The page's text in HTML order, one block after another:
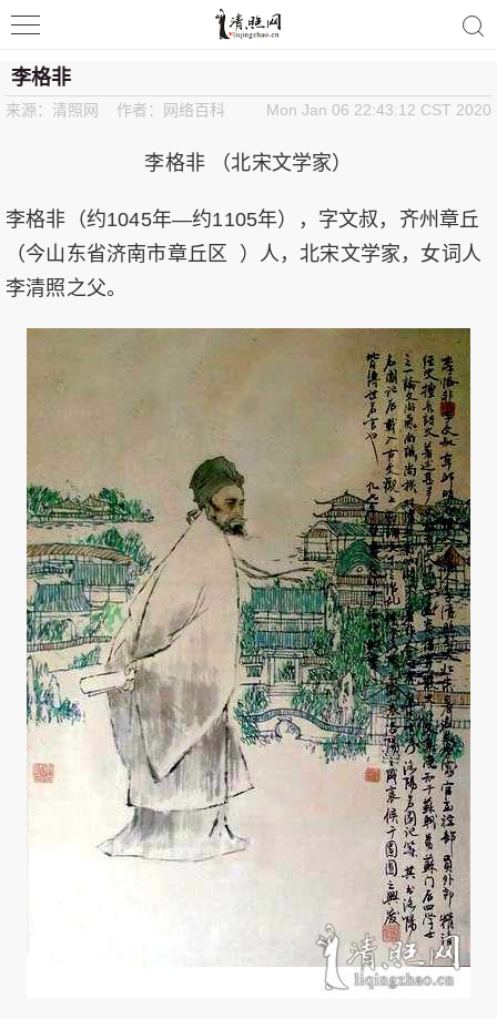
清照词咖
李格非
来源：清照网 作者：网络百科 Mon Jan 06 22:43:12 CST 2020
李格非 （北宋文学家）
李格非（约1045年—约1105年），字文叔，齐州章丘
（今山东省济南市章丘区 ）人，北宋文学家，女词人
李清照之父。